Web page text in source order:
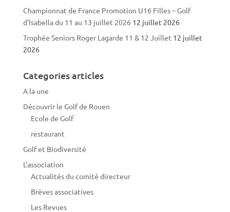
Championnat de France Promotion U16 Filles – Golf
d’Isabella du 11 au 13 juillet 2026 12 juillet 2026
Trophée Seniors Roger Lagarde 11 & 12 Juillet 12 juillet
2026
Categories articles
A la une
Découvrir le Golf de Rouen
Ecole de Golf
restaurant
Golf et Biodiversité
L'association
Actualités du comité directeur
Brèves associatives
Les Revues